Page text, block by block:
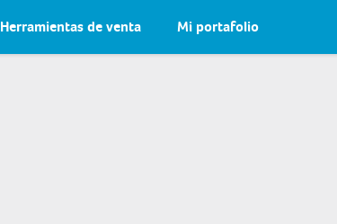
Herramientas de venta Mi portafolio